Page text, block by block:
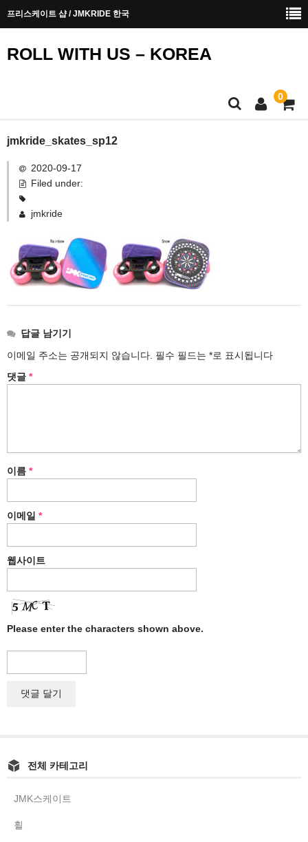
프리스케이트 샵 / JMKRIDE 한국
ROLL WITH US – KOREA
0
메인페이지
안전에 대한 안내
구입 방법
jmkride_skates_sp12
2020-09-17
Filed under:
jmkride
답글 남기기
이메일 주소는 공개되지 않습니다. 필수 필드는 *로 표시됩니다
댓글 *
이름 *
이메일 *
웹사이트
Please enter the characters shown above.
전체 카테고리
JMK스케이트
휠